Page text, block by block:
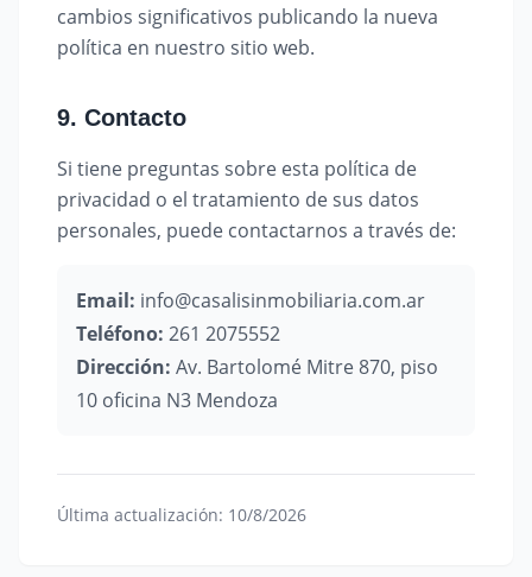
cambios significativos publicando la nueva
política en nuestro sitio web.
9. Contacto
Si tiene preguntas sobre esta política de
privacidad o el tratamiento de sus datos
personales, puede contactarnos a través de:
Email: info@casalisinmobiliaria.com.ar
Teléfono: 261 2075552
Dirección: Av. Bartolomé Mitre 870, piso
10 oficina N3 Mendoza
Última actualización: 10/8/2026